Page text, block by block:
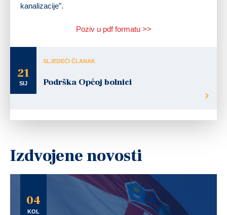
kanalizacije”.
Poziv u pdf formatu >>
21
SIJ
SLJEDEĆI ČLANAK
Podrška Općoj bolnici
Izdvojene novosti
04
KOL